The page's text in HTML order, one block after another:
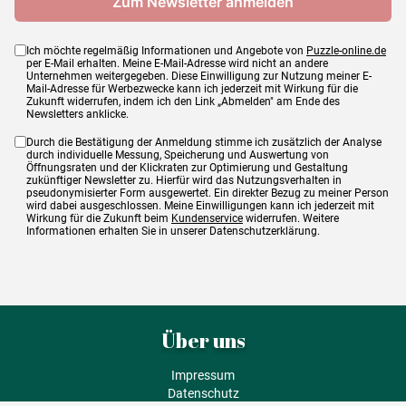
Ich möchte regelmäßig Informationen und Angebote von Puzzle-online.de
per E-Mail erhalten. Meine E-Mail-Adresse wird nicht an andere
Unternehmen weitergegeben. Diese Einwilligung zur Nutzung meiner E-
Mail-Adresse für Werbezwecke kann ich jederzeit mit Wirkung für die
Zukunft widerrufen, indem ich den Link „Abmelden" am Ende des
Newsletters anklicke.
Durch die Bestätigung der Anmeldung stimme ich zusätzlich der Analyse
durch individuelle Messung, Speicherung und Auswertung von
Öffnungsraten und der Klickraten zur Optimierung und Gestaltung
zukünftiger Newsletter zu. Hierfür wird das Nutzungsverhalten in
pseudonymisierter Form ausgewertet. Ein direkter Bezug zu meiner Person
wird dabei ausgeschlossen. Meine Einwilligungen kann ich jederzeit mit
Wirkung für die Zukunft beim Kundenservice widerrufen. Weitere
Informationen erhalten Sie in unserer Datenschutzerklärung.
Über uns
Impressum
Datenschutz